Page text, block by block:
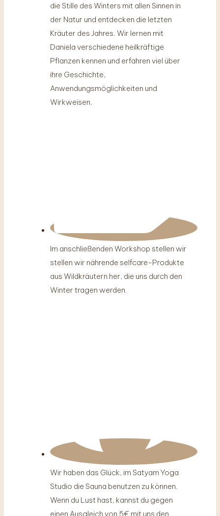
die Stille des Winters mit allen Sinnen in
der Natur und entdecken die letzten
Kräuter des Jahres. Wir lernen mit
Daniela verschiedene heilkräftige
Pflanzen kennen und erfahren viel über
ihre Geschichte,
Anwendungsmöglichkeiten und
Wirkweisen.
Im anschließenden Workshop stellen wir
stellen wir nährende selfcare-Produkte
aus Wildkräutern her, die uns durch den
Winter tragen werden.
Wir haben das Glück, im Satyam Yoga
Studio die Sauna benutzen zu können.
Wenn du Lust hast, kannst du gegen
einen Ausgleich von 5€ mit uns den